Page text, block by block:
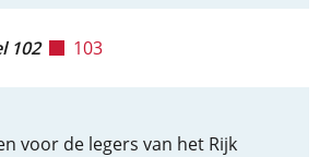
102 103
voor de legers van het Rijk